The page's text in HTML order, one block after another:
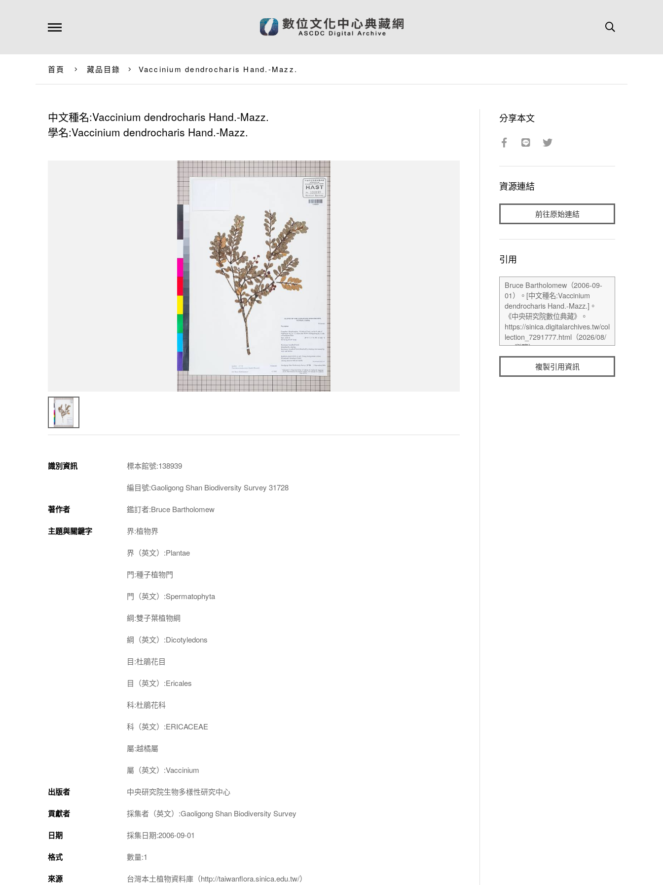
首頁 藏品目錄 Vaccinium dendrocharis Hand.-Mazz.
中文種名:Vaccinium dendrocharis Hand.-Mazz.
學名:Vaccinium dendrocharis Hand.-Mazz.
識別資訊 標本館號:138939
編目號:Gaoligong Shan Biodiversity Survey 31728
著作者 鑑訂者:Bruce Bartholomew
主題與關鍵字 界:植物界
界（英文）:Plantae
門:種子植物門
門（英文）:Spermatophyta
綱:雙子葉植物綱
綱（英文）:Dicotyledons
目:杜鵑花目
目（英文）:Ericales
科:杜鵑花科
科（英文）:ERICACEAE
屬:越橘屬
屬（英文）:Vaccinium
出版者 中央研究院生物多樣性研究中心
貢獻者 採集者（英文）:Gaoligong Shan Biodiversity Survey
日期 採集日期:2006-09-01
格式 數量:1
來源 台灣本土植物資料庫（http://taiwanflora.sinica.edu.tw/）
分享本文
資源連結
前往原始連結
引用
複製引用資訊